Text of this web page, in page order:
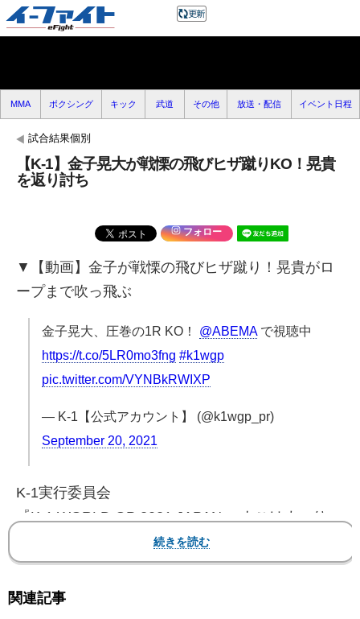
MMA ボクシング キック 武道 その他 放送・配信 イベント日程
試合結果個別
【K-1】金子晃大が戦慄の飛びヒザ蹴りKO！晃貴
を返り討ち
フォロー
▼【動画】金子が戦慄の飛びヒザ蹴り！晃貴がロ
ープまで吹っ飛ぶ
金子晃大、圧巻の1R KO！ @ABEMAで視聴中
https://t.co/5LR0mo3fng #k1wgp
pic.twitter.com/VYNBkRWIXP
— K-1【公式アカウント】 (@k1wgp_pr)
September 20, 2021
K-1実行委員会
『K-1 WORLD GP 2021 JAPAN ～よこはまつり
2021年9月20日（月・祝）神奈川・横浜アリーナ
▼第7試合/スーパーファイト/K-1スーパー・バンタ
関連記事